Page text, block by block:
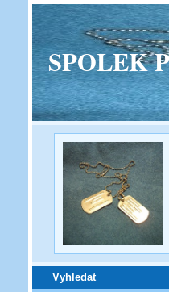
SPOLEK
Vyhledat